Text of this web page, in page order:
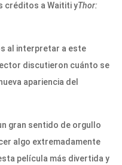
créditos a Waititi yThor:
al interpretar a este
discutieron cuánto se
apariencia del
gran sentido de orgullo
algo extremadamente
película más divertida y